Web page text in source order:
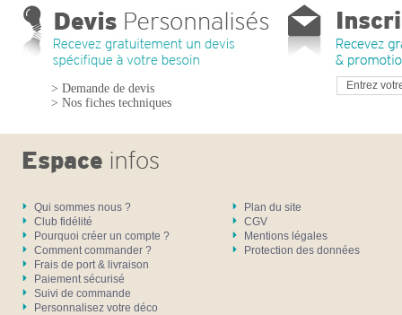
> Demande de devis
> Nos fiches techniques
Qui sommes nous ?
Club fidélité
Pourquoi créer un compte ?
Comment commander ?
Frais de port & livraison
Paiement sécurisé
Suivi de commande
Personnalisez votre déco
Plan du site
CGV
Mentions légales
Protection des données